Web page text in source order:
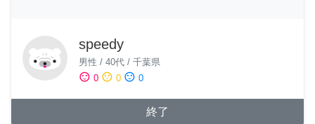
speedy
男性 / 40代 / 千葉県
sentiment_satisfied 0 sentiment_neutral 0 sentiment_dissatisfied 0
終了